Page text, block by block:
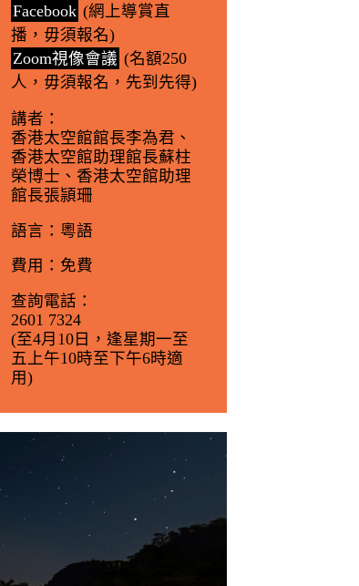
Facebook (網上導賞直
播，毋須報名)
Zoom視像會議 (名額250
人，毋須報名，先到先得)
講者 ：
香港太空館館長李為君、
香港太空館助理館長蘇柱
榮博士、香港太空館助理
館長張頴珊
語言 ：粵語
費用 ：免費
查詢電話 ：
2601 7324
(至4月10日，逢星期一至
五上午10時至下午6時適
用)